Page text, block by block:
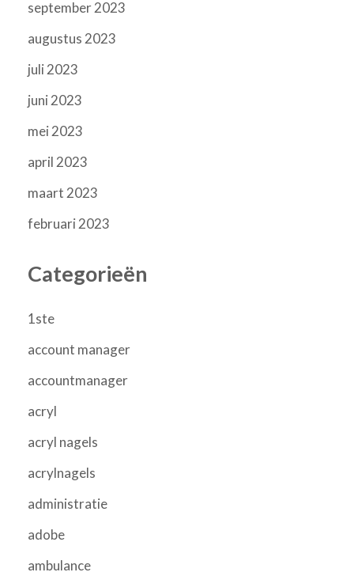
september 2023
augustus 2023
juli 2023
juni 2023
mei 2023
april 2023
maart 2023
februari 2023
Categorieën
1ste
account manager
accountmanager
acryl
acryl nagels
acrylnagels
administratie
adobe
ambulance